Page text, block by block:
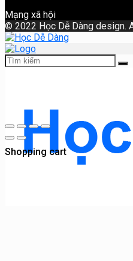
Mạng xã hội
© 2022 Học Dễ Dàng design.
Shopping cart